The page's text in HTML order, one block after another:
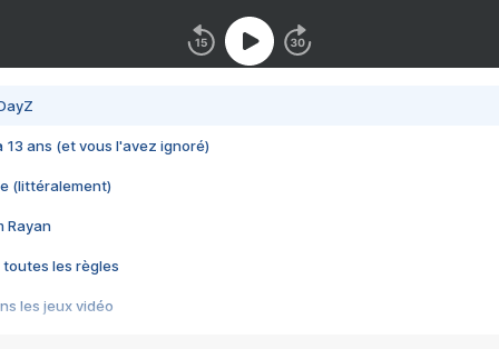
13 ans (et vous l'avez ignoré)
(littéralement)
Rayan
toutes les règles
les jeux vidéo